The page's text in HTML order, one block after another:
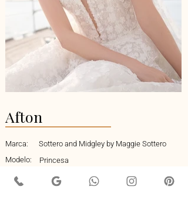
Afton
Marca:
Sottero and Midgley by Maggie Sottero
Princesa
Modelo: